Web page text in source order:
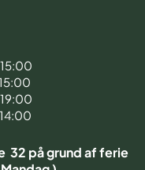
32 på grund af ferie